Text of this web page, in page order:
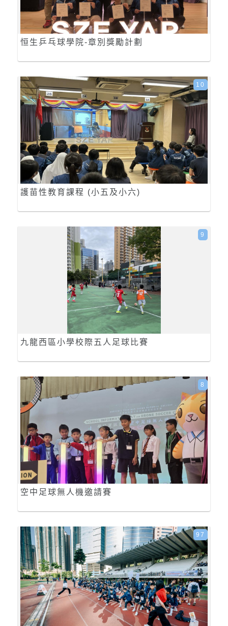
恒生乒乓球學院-章別獎勵計劃
護苗性教育課程 (小五及小六)
10
九龍西區小學校際五人足球比賽
9
空中足球無人機邀請賽
8
97